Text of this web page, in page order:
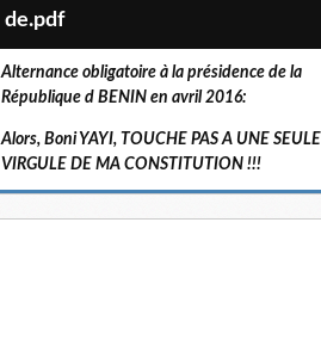
de.pdf
Alternance obligatoire à la présidence de la
République d BENIN en avril 2016:
Alors, Boni YAYI, TOUCHE PAS A UNE SEULE
VIRGULE DE MA CONSTITUTION !!!